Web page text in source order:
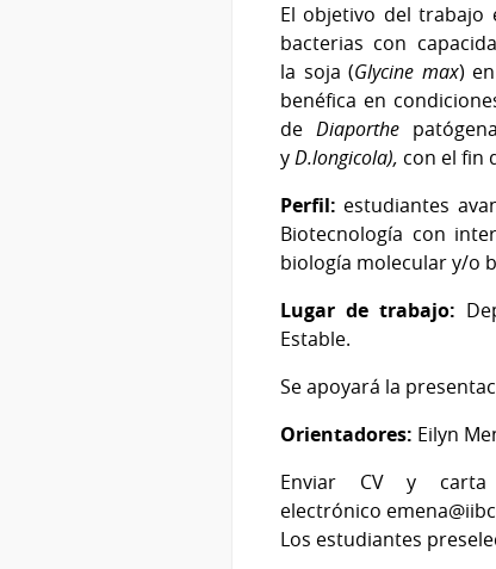
El objetivo del trabajo
bacterias con
la soja (Glycine max)
benéfica en
de Diaporthe
yD.longicola), con el fin
Perfil: estudiantes
Biotecnología con
biología molecular y/o
Lugar de trabajo:
Estable.
Se apoyará la
Orientadores: Eilyn
Enviar CV y
electrónico
Los estudiantes